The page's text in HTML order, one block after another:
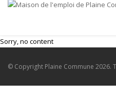
Sorry, no content
© Copyright Plaine Commune 2026.